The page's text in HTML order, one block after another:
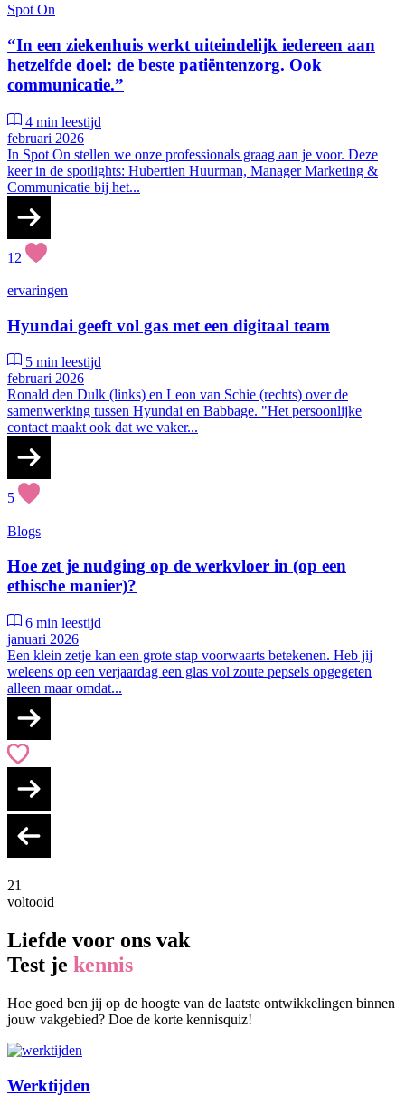
Spot On
“In een ziekenhuis werkt uiteindelijk iedereen aan
hetzelfde doel: de beste patiëntenzorg. Ook
communicatie.”
4 min leestijd
februari 2026
In Spot On stellen we onze professionals graag aan je voor. Deze
keer in de spotlights: Hubertien Huurman, Manager Marketing &
Communicatie bij het...
12
ervaringen
Hyundai geeft vol gas met een digitaal team
5 min leestijd
februari 2026
Ronald den Dulk (links) en Leon van Schie (rechts) over de
samenwerking tussen Hyundai en Babbage. "Het persoonlijke
contact maakt ook dat we vaker...
5
Blogs
Hoe zet je nudging op de werkvloer in (op een
ethische manier)?
6 min leestijd
januari 2026
Een klein zetje kan een grote stap voorwaarts betekenen. Heb jij
weleens op een verjaardag een glas vol zoute pepsels opgegeten
alleen maar omdat...
21
voltooid
Liefde voor ons vak
Test je kennis
Hoe goed ben jij op de hoogte van de laatste ontwikkelingen binnen
jouw vakgebied? Doe de korte kennisquiz!
Werktijden